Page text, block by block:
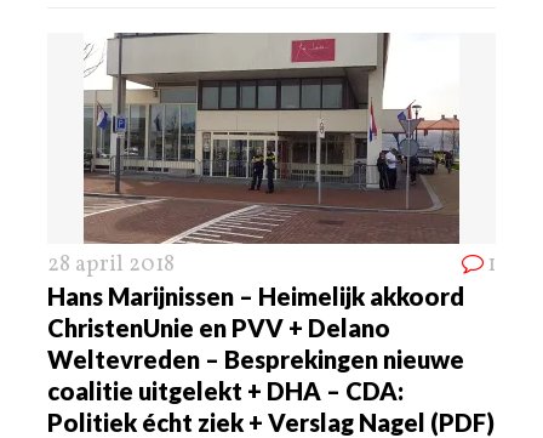
28 april 2018 1
Hans Marijnissen – Heimelijk akkoord
ChristenUnie en PVV + Delano
Weltevreden – Besprekingen nieuwe
coalitie uitgelekt + DHA – CDA:
Politiek écht ziek + Verslag Nagel (PDF)